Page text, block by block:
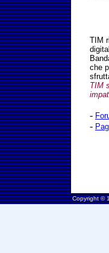
TIM
che
TIM
-
-
Copyright ©